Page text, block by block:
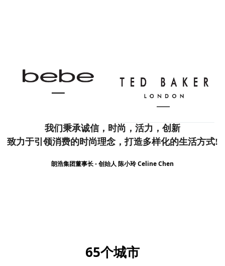
我们秉承诚信，时尚，活力，创新
致力于引领消费的时尚理念，打造多样化的生活方式!
朗浩集团董事长 - 创始人 陈小玲 Celine Chen
65个城市